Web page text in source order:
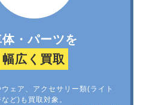
体・パーツを
幅広く買取
ェア、アクセサリー類(ライト
ど)も買取対象。